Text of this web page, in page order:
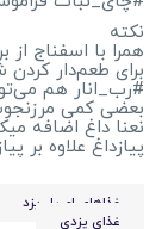
نکته
همرا با اسفناج
برای طعم‌دار
#رب_انار هم
بعضی کمی
نعنا داغ اضافه
پیازداغ علاوه بر
غذاهای اصیل یزد
غذای یزدی